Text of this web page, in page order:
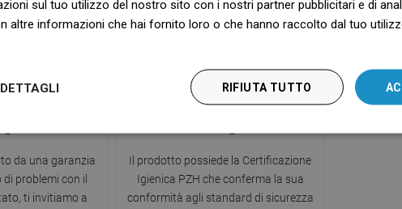
continuità del flusso d'acqua.
da una garanzia
problemi con il
ti invitiamo a
Il prodotto possiede la Certificazione
Igienica PZH che conferma la sua
conformità agli standard di sicurezza
sul tuo utilizzo del nostro sito con i nostri partner pubblicitari e di
altre informazioni che hai fornito loro o che hanno raccolto dal tuo
RIFIUTA TUTTO